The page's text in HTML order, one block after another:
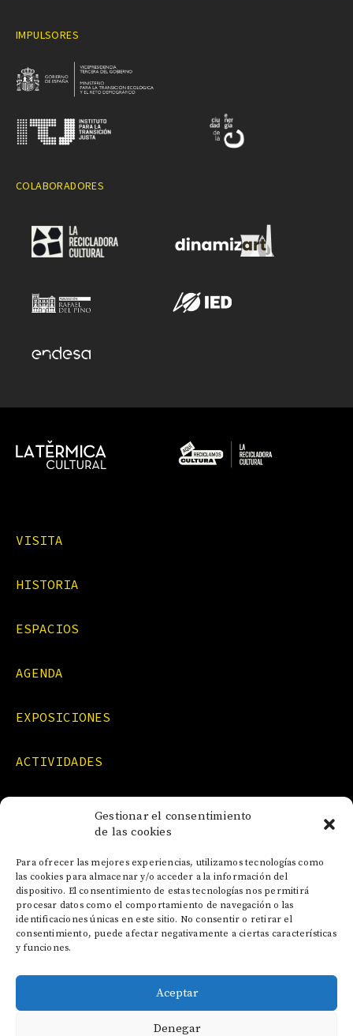
Gestionar el consentimiento
de las cookies
Para ofrecer las mejores experiencias, utilizamos tecnologías como
las cookies para almacenar y/o acceder a la información del
dispositivo. El consentimiento de estas tecnologías nos permitirá
procesar datos como el comportamiento de navegación o las
identificaciones únicas en este sitio. No consentir o retirar el
consentimiento, puede afectar negativamente a ciertas características
y funciones.
Aceptar
Denegar
IMPULSORES
COLABORADORES
VISITA
HISTORIA
ESPACIOS
AGENDA
EXPOSICIONES
ACTIVIDADES
CONTACTO
POLÍTICA DE COOKIES